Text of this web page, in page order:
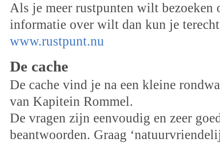
Als je meer rustpunten wilt bezoeken
informatie over wilt dan kun je
www.rustpunt.nu
De cache
De cache vind je na een kleine
van Kapitein Rommel.
De vragen zijn eenvoudig en zeer
beantwoorden. Graag